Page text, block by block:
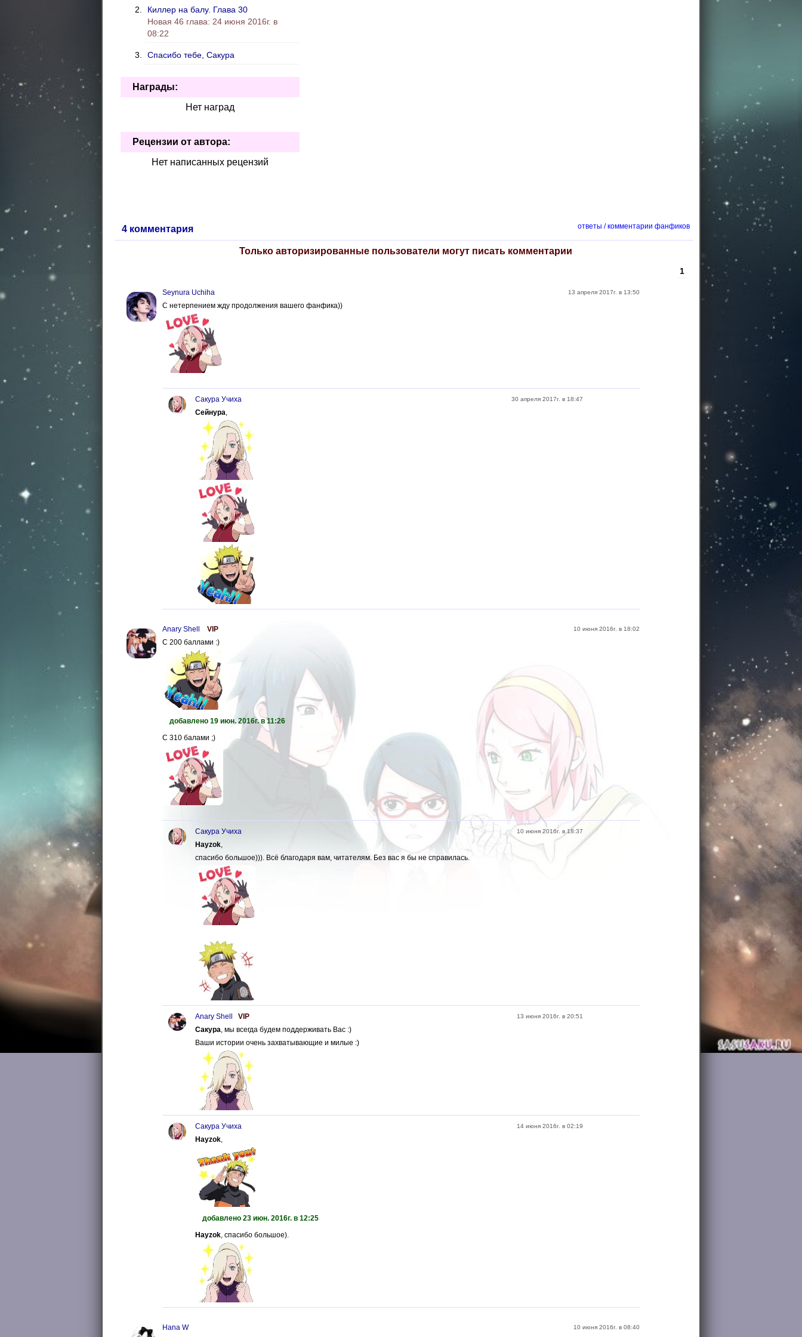
Киллер на балу. Глава 30
Новая 46 глава: 24 июня 2016г. в
08:22
Спасибо тебе, Сакура
Награды:
Нет наград
Рецензии от автора:
Нет написанных рецензий
4 комментария ответы / комментарии фанфиков
Только авторизированные пользователи могут писать комментарии
1
Seynura Uchiha 13 апреля 2017г. в 13:50
С нетерпением жду продолжения вашего фанфика))
Сакура Учиха 30 апреля 2017г. в 18:47
Сейнура,
Anary Shell VIP 10 июня 2016г. в 18:02
С 200 баллами :)
добавлено 19 июн. 2016г. в 11:26
С 310 балами ;)
Сакура Учиха 10 июня 2016г. в 18:37
Hayzok,
спасибо большое))). Всё благодаря вам, читателям. Без вас я бы не справилась.
Anary Shell VIP 13 июня 2016г. в 20:51
Сакура, мы всегда будем поддерживать Вас :)
Ваши истории очень захватывающие и милые :)
Сакура Учиха 14 июня 2016г. в 02:19
Hayzok,
добавлено 23 июн. 2016г. в 12:25
Hayzok, спасибо большое).
Hana W 10 июня 2016г. в 08:40